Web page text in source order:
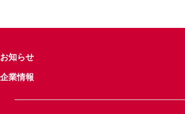
お知らせ
企業情報